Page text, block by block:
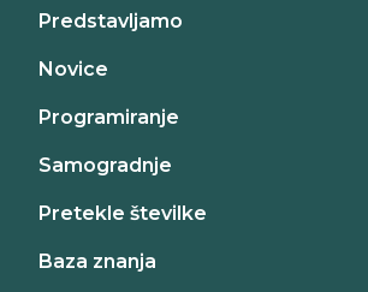
Predstavljamo
Novice
Programiranje
Samogradnje
Pretekle številke
Baza znanja